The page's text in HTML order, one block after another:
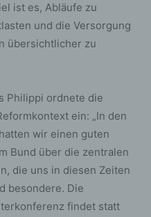
ist es, Abläufe zu
und die Versorgung
übersichtlicher zu
Philippi ordnete die
ein: „In den
wir einen guten
Bund über die zentralen
die uns in diesen Zeiten
besondere. Die
findet statt